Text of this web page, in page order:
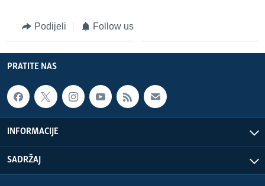
Podijeli Follow us
PRATITE NAS
INFORMACIJE
SADRŽAJ